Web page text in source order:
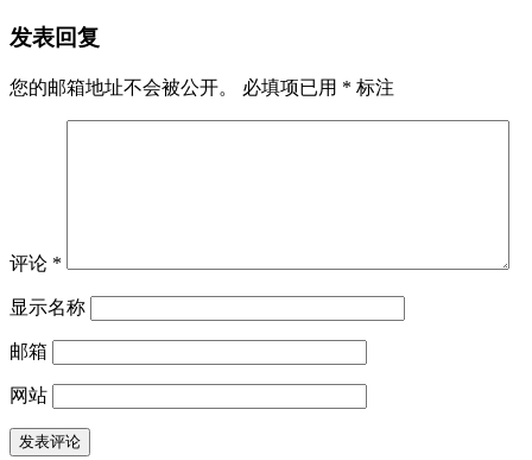
发表回复
您的邮箱地址不会被公开。 必填项已用 * 标注
评论 *
显示名称
邮箱
网站